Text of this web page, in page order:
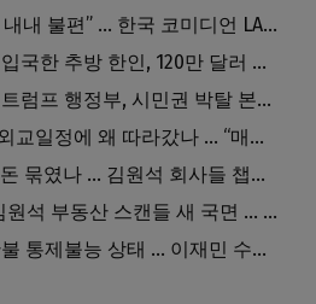
“170달러 냈는데 공연 내내 불편” … 한국 코미디언 LA공연, 음향 불량에 외모 비하 개그 논란
위조여권으로 미국 재입국한 추방 한인, 120만 달러 은행 사기 행각
“이제 시작에 불과” … 트럼프 행정부, 시민권 박탈 본격화
미셸 스틸 남편, 대사 외교일정에 왜 따라갔나 … “매우 이례적”
[속보] 한인 투자자들 돈 묶였나 … 김원석 회사들 챕터7 강제파산·자진파산 잇따라 신청
[단독] ‘수천만 달러’ 김원석 부동산 스캔들 새 국면 … 한인 투자자들 소송 잇따라 ‘디폴트’ 절차
워싱턴주 동시다발 산불 통제불능 상태 … 이재민 수십만명